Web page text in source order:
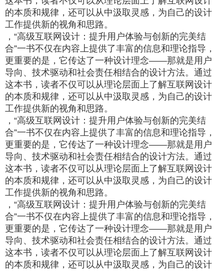
的本质和规律，还可以从中汲取灵感，为自己的设计
工作提供新的视角和思路。
，“高级互联网设计：提升用户体验与创新的完美结
合”一书不仅在内容上提供了丰富的信息和理论指导，
更重要的是，它传达了一种设计理念——那就是用户
导向、技术驱动和社会责任相结合的设计方法。通过
这本书，读者不仅可以从理论层面上了解互联网设计
的本质和规律，还可以从中汲取灵感，为自己的设计
工作提供新的视角和思路。
，“高级互联网设计：提升用户体验与创新的完美结
合”一书不仅在内容上提供了丰富的信息和理论指导，
更重要的是，它传达了一种设计理念——那就是用户
导向、技术驱动和社会责任相结合的设计方法。通过
这本书，读者不仅可以从理论层面上了解互联网设计
的本质和规律，还可以从中汲取灵感，为自己的设计
工作提供新的视角和思路。
，“高级互联网设计：提升用户体验与创新的完美结
合”一书不仅在内容上提供了丰富的信息和理论指导，
更重要的是，它传达了一种设计理念——那就是用户
导向、技术驱动和社会责任相结合的设计方法。通过
这本书，读者不仅可以从理论层面上了解互联网设计
的本质和规律，还可以从中汲取灵感，为自己的设计